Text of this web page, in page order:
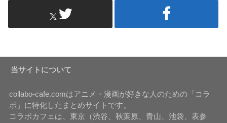
当サイトについて
collabo-cafe.comはアニメ・漫画が好きな人のための「コラ
ボ」に特化したまとめサイトです。
コラボカフェは、東京（渋谷、秋葉原、青山、池袋、表参